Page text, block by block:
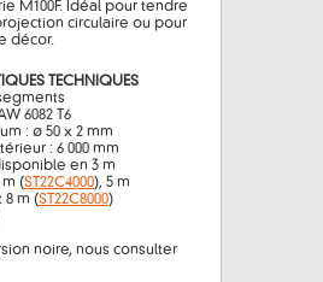
M100F. Idéal pour tendre
circulaire ou pour
décor.
TECHNIQUES
6082 T6
: ø 50 x 2 mm
: 6 000 mm
en 3 m
m (ST22C4000), 5 m
8 m (ST22C8000)
noire, nous consulter